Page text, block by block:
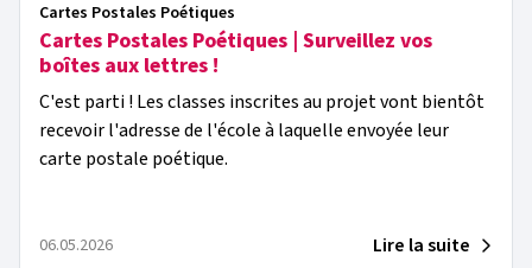
Cartes Postales Poétiques
Cartes Postales Poétiques | Surveillez vos
boîtes aux lettres !
C'est parti ! Les classes inscrites au projet vont bientôt
recevoir l'adresse de l'école à laquelle envoyée leur
carte postale poétique.
06.05.2026 Lire la suite